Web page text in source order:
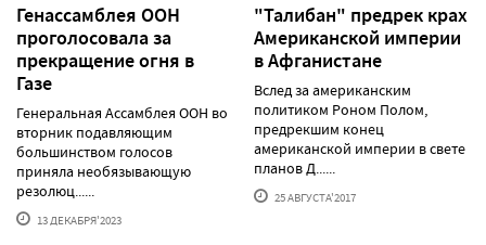
Генассамблея ООН
проголосовала за
прекращение огня в
Газе
Генеральная Ассамблея ООН во
вторник подавляющим
большинством голосов
приняла необязывающую
резолюц......
13 ДЕКАБРЯ'2023
"Талибан" предрек крах
Американской империи
в Афганистане
Вслед за американским
политиком Роном Полом,
предрекшим конец
американской империи в свете
планов Д......
25 АВГУСТА'2017